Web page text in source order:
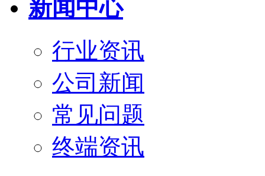
新闻中心
行业资讯
公司新闻
常见问题
终端资讯